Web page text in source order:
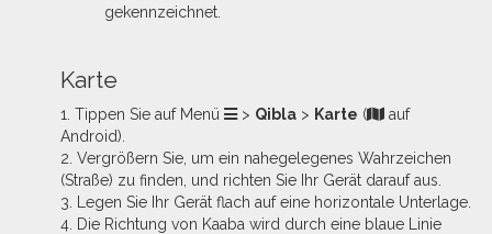
gekennzeichnet.
​Karte
1. Tippen Sie auf Menü > Qibla > Karte (
auf
Android).
2. Vergrößern Sie, um ein nahegelegenes Wahrzeichen
(Straße) zu finden, und richten Sie Ihr Gerät darauf aus.
3. Legen Sie Ihr Gerät flach auf eine horizontale Unterlage.
4. Die Richtung von Kaaba wird durch eine blaue Linie